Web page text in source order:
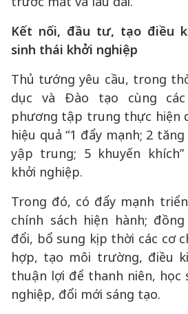
Kết nối, đầu tư, tạo điều
sinh thái khởi nghiệp
Thủ tướng yêu cầu, trong
dục và Đào tạo cùng
phương tập trung thực hiện
hiệu quả “1 đẩy mạnh; 2
yập trung; 5 khuyến
khởi nghiệp.
Trong đó, có đẩy mạnh
chính sách hiện hành;
đổi, bổ sung kịp thời các cơ
hợp, tạo môi trường, điều
thuận lợi để thanh niên, học
nghiệp, đổi mới sáng tạo.